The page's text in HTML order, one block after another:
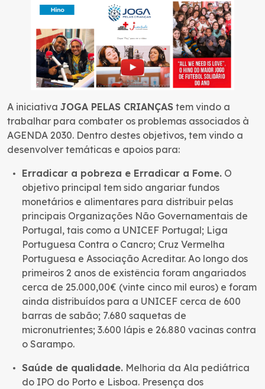
A iniciativa JOGA PELAS CRIANÇAS tem vindo a
trabalhar para combater os problemas associados à
AGENDA 2030. Dentro destes objetivos, tem vindo a
desenvolver temáticas e apoios para:
Erradicar a pobreza e Erradicar a Fome. O
objetivo principal tem sido angariar fundos
monetários e alimentares para distribuir pelas
principais Organizações Não Governamentais de
Portugal, tais como a UNICEF Portugal; Liga
Portuguesa Contra o Cancro; Cruz Vermelha
Portuguesa e Associação Acreditar. Ao longo dos
primeiros 2 anos de existência foram angariados
cerca de 25.000,00€ (vinte cinco mil euros) e foram
ainda distribuídos para a UNICEF cerca de 600
barras de sabão; 7.680 saquetas de
micronutrientes; 3.600 lápis e 26.880 vacinas contra
o Sarampo.
Saúde de qualidade. Melhoria da Ala pediátrica
do IPO do Porto e Lisboa. Presença dos